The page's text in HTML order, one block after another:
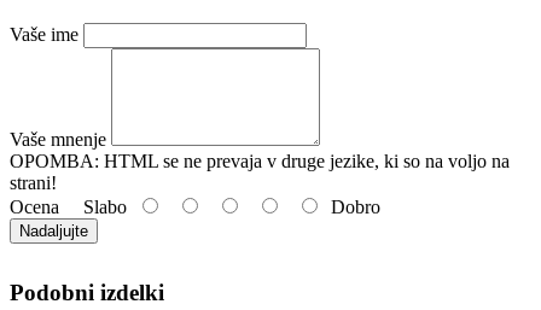
Vaše ime
Vaše mnenje
OPOMBA: HTML se ne prevaja v druge jezike, ki so na voljo na
strani!
Ocena Slabo Dobro
Nadaljujte
Podobni izdelki